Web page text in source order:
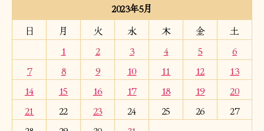
2023年5月
日
月 火 水 木 金
土
1
2 3 4 5
6
7
8 9 10 11 12
13
14
15 16 17 18 19
20
21
22 23 24 25 26
27